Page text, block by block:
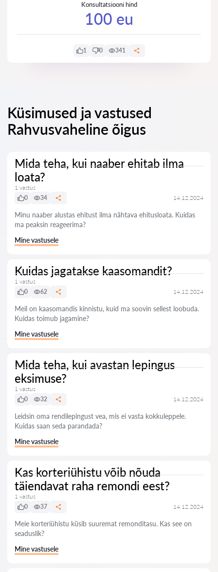
Konsultatsiooni hind
100 eu
1 0 341
Küsimused ja vastused
Rahvusvaheline õigus
Mida teha, kui naaber ehitab ilma
loata?
1 vastus
0
34 14.12.2024
Minu naaber alustas ehitust ilma nähtava ehitusloata. Kuidas
ma peaksin reageerima?
Mine vastusele
Kuidas jagatakse kaasomandit?
1 vastus
0
62 14.12.2024
Meil on kaasomandis kinnistu, kuid ma soovin sellest loobuda.
Kuidas toimub jagamine?
Mine vastusele
Mida teha, kui avastan lepingus
eksimuse?
1 vastus
0
32 14.12.2024
Leidsin oma rendilepingust vea, mis ei vasta kokkuleppele.
Kuidas saan seda parandada?
Mine vastusele
Kas korteriühistu võib nõuda
täiendavat raha remondi eest?
1 vastus
0
37 14.12.2024
Meie korteriühistu küsib suuremat remonditasu. Kas see on
seaduslik?
Mine vastusele